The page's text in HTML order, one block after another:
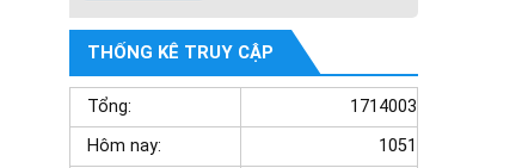
THỐNG KÊ TRUY CẬP
Tổng:
1714003
Hôm nay:
1051